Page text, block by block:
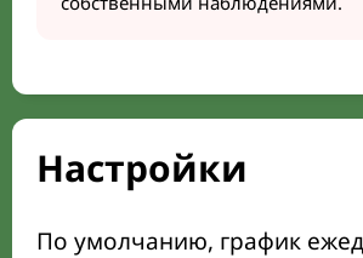
Настройки
По умолчанию, график